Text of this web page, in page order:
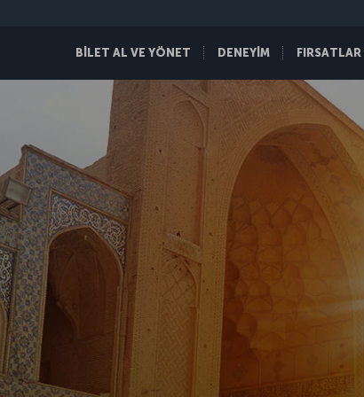
BİLET AL VE YÖNET DENEYİM